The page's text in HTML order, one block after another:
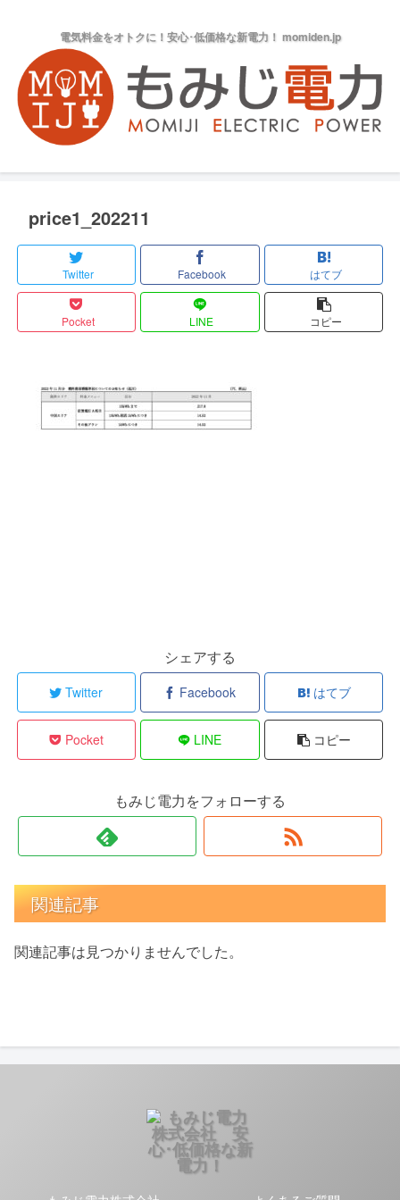
電気料金をオトクに！安心･低価格な新電力！ momiden.jp
price1_202211
Twitter Facebook はてブ
Pocket LINE コピー
シェアする
Twitter Facebook はてブ
Pocket LINE コピー
もみじ電力をフォローする
関連記事
関連記事は見つかりませんでした。